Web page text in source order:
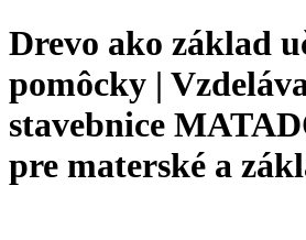
Drevo ako základ
pomôcky |
stavebnice
pre materské a